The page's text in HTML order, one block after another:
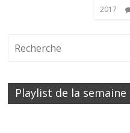
2017
Playlist de la semaine